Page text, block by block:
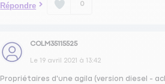
Répondre 0
COLM35115525
Le 19 avril 2021 à 13:42
Propriétaires d'une agila (version diesel -